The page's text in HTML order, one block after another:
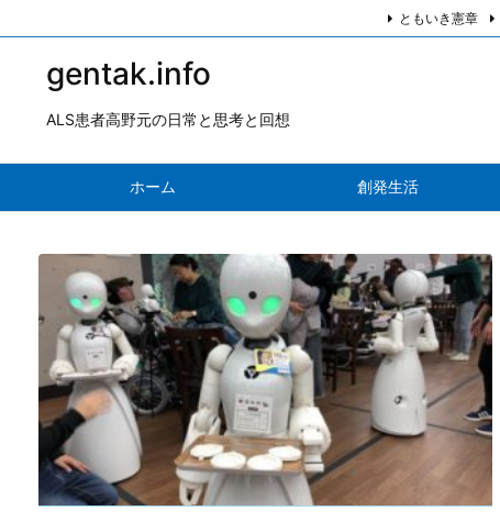
gentak.info
ALS患者高野元の日常と思考と回想
ホーム 創発生活
ともいき憲章